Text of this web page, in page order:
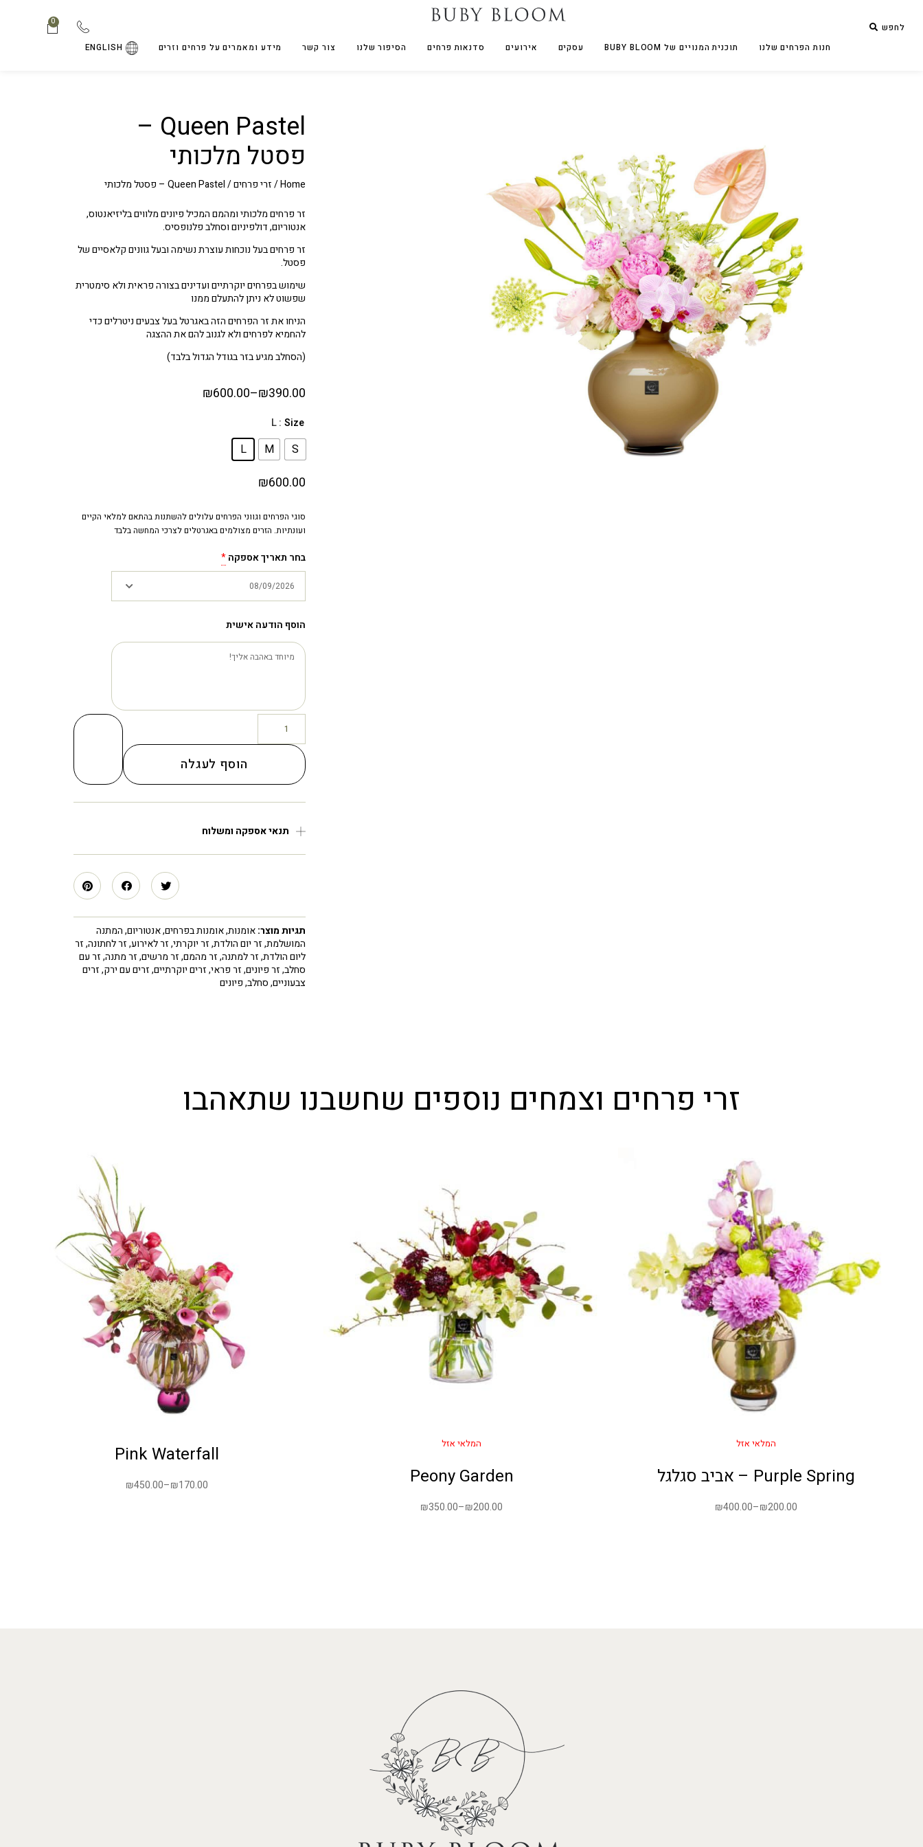
לחפש
חנות הפרחים שלנו
תוכנית המנויים של BUBY BLOOM עסקים אירועים סדנאות פרחים הסיפור שלנו צור קשר מידע ומאמרים על פרחים וזרים ENGLISH
0
Queen Pastel –
פסטל מלכותי
Home
/זרי פרחים/ Queen Pastel – פסטל מלכותי
זר פרחים מלכותי ומהמם המכיל פיונים מלווים בליזיאנטוס,
אנטוריום, דולפיניום וסחלב פלנופסיס.
זר פרחים בעל נוכחות עוצרת נשימה ובעל גוונים קלאסיים של
פסטל.
שימוש בפרחים יוקרתיים ועדינים בצורה פראית ולא סימטרית
שפשוט לא ניתן להתעלם ממנו
הניחו את זר הפרחים הזה באגרטל בעל צבעים ניטרלים כדי
להחמיא לפרחים ולא לגנוב להם את ההצגה
(הסחלב מגיע בזר בגודל הגדול בלבד)
₪390.00
–
₪600.00
Size
: L
S
M
L
₪600.00
סוגי הפרחים וגווני הפרחים עלולים להשתנות בהתאם למלאי הקיים
ועונתיות. הזרים מצולמים באגרטלים לצרכי המחשה בלבד
בחר תאריך אספקה*
הוסף הודעה אישית
הוסף לעגלה
תנאי אספקה ומשלוח
תגיות מוצר:אומנות,אומנות בפרחים,אנטוריום,המתנה
המושלמת,זר יום הולדת,זר יוקרתי,זר לאירוע,זר לחתונה,זר
ליום הולדת,זר למתנה,זר מהמם,זר מרשים,זר מתנה,זר עם
סחלב,זר פיונים,זר פראי,זרים יוקרתיים,זרים עם ירק,זרים
צבעוניים,סחלב,פיונים
זרי פרחים וצמחים נוספים שחשבנו שתאהבו
המלאי אזל
Purple Spring – אביב סגלגל
₪200.00
–
₪400.00
המלאי אזל
Peony Garden
₪200.00
–
₪350.00
Pink Waterfall
₪170.00
–
₪450.00